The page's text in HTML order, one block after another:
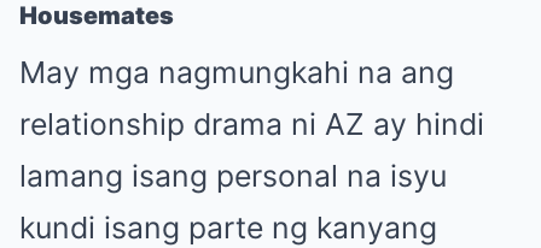
Housemates
May mga nagmungkahi na ang
relationship drama ni AZ ay hindi
lamang isang personal na isyu
kundi isang parte ng kanyang